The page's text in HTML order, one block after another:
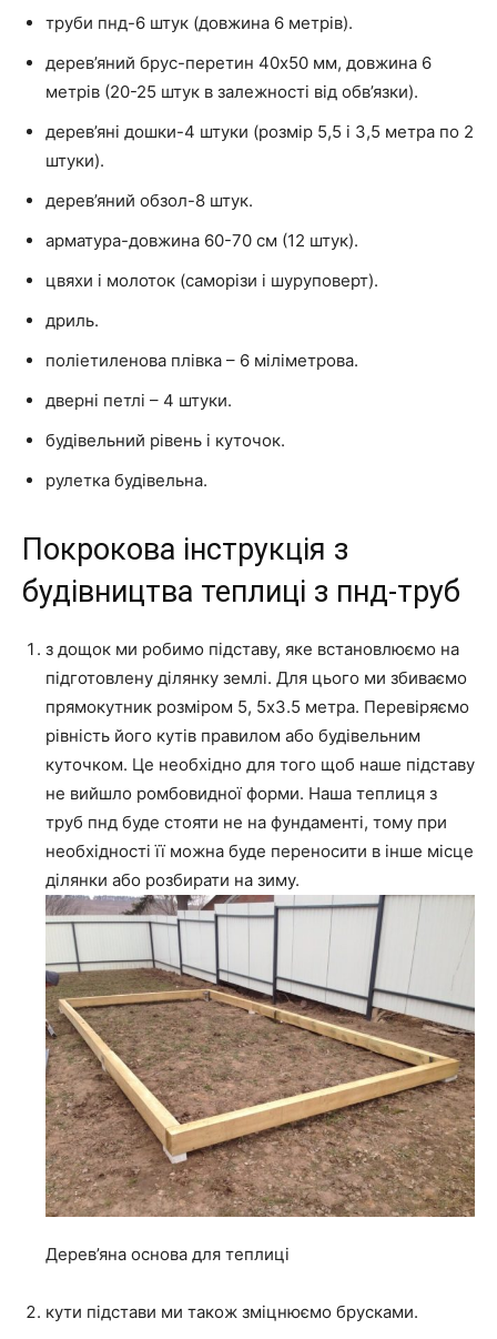
труби пнд-6 штук (довжина 6 метрів).
дерев’яний брус-перетин 40х50 мм, довжина 6
метрів (20-25 штук в залежності від обв’язки).
дерев’яні дошки-4 штуки (розмір 5,5 і 3,5 метра по 2
штуки).
дерев’яний обзол-8 штук.
арматура-довжина 60-70 см (12 штук).
цвяхи і молоток (саморізи і шуруповерт).
дриль.
поліетиленова плівка – 6 міліметрова.
дверні петлі – 4 штуки.
будівельний рівень і куточок.
рулетка будівельна.
Покрокова інструкція з
будівництва теплиці з пнд-труб
з дощок ми робимо підставу, яке встановлюємо на
підготовлену ділянку землі. Для цього ми збиваємо
прямокутник розміром 5, 5х3.5 метра. Перевіряємо
рівність його кутів правилом або будівельним
куточком. Це необхідно для того щоб наше підставу
не вийшло ромбовидної форми. Наша теплиця з
труб пнд буде стояти не на фундаменті, тому при
необхідності її можна буде переносити в інше місце
ділянки або розбирати на зиму.
Дерев’яна основа для теплиці
кути підстави ми також зміцнюємо брусками.